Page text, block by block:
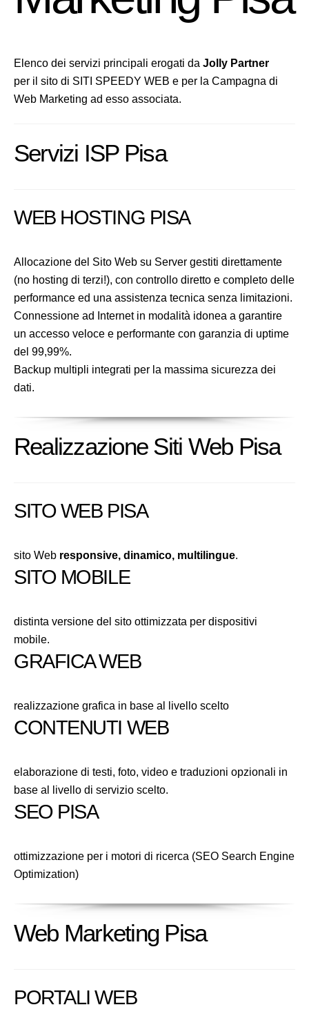
Elenco dei servizi principali erogati da Jolly Partner
per il sito di SITI SPEEDY WEB e per la Campagna di
Web Marketing ad esso associata.
Servizi ISP Pisa
WEB HOSTING PISA
Allocazione del Sito Web su Server gestiti direttamente
(no hosting di terzi!), con controllo diretto e completo delle
performance ed una assistenza tecnica senza limitazioni.
Connessione ad Internet in modalità idonea a garantire
un accesso veloce e performante con garanzia di uptime
del 99,99%.
Backup multipli integrati per la massima sicurezza dei
dati.
Realizzazione Siti Web Pisa
SITO WEB PISA
sito Web responsive, dinamico, multilingue.
SITO MOBILE
distinta versione del sito ottimizzata per dispositivi
mobile.
GRAFICA WEB
realizzazione grafica in base al livello scelto
CONTENUTI WEB
elaborazione di testi, foto, video e traduzioni opzionali in
base al livello di servizio scelto.
SEO PISA
ottimizzazione per i motori di ricerca (SEO Search Engine
Optimization)
Web Marketing Pisa
PORTALI WEB